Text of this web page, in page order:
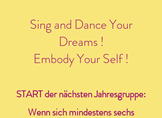
Sing and Dance Your
Dreams !
Embody Your Self !
START der nächsten Jahresgruppe:
Wenn sich mindestens sechs